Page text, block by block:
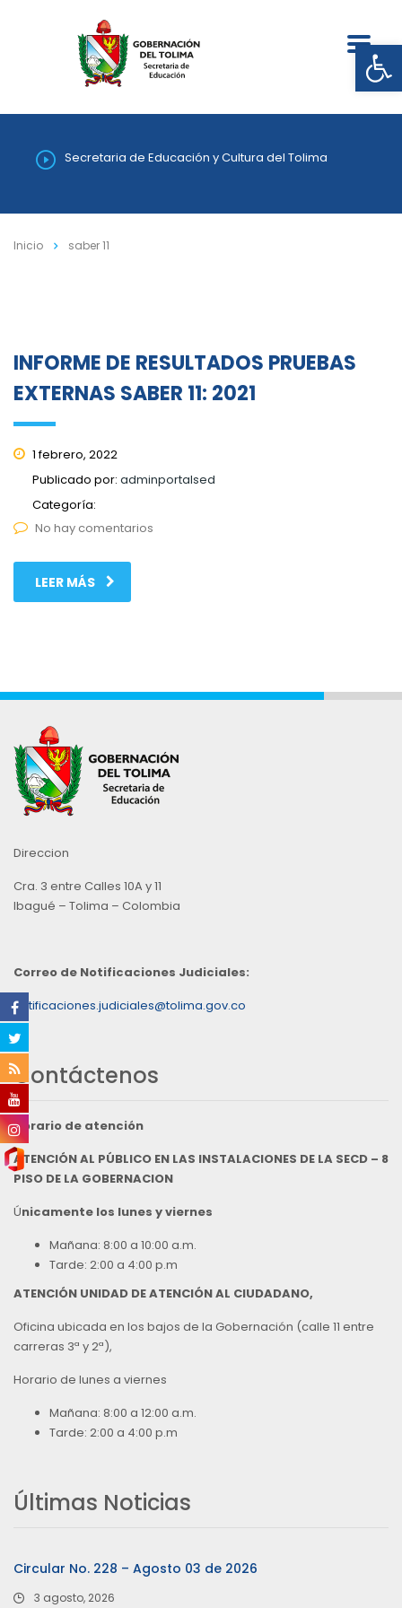
Secretaria de Educación y Cultura del Tolima
Inicio saber 11
INFORME DE RESULTADOS PRUEBAS
EXTERNAS SABER 11: 2021
1 febrero, 2022
Publicado por: adminportalsed
Categoría:
No hay comentarios
LEER MÁS
Direccion
Cra. 3 entre Calles 10A y 11
Ibagué – Tolima – Colombia
Correo de Notificaciones Judiciales:
notificaciones.judiciales@tolima.gov.co
Contáctenos
Horario de atención
ATENCIÓN AL PÚBLICO EN LAS INSTALACIONES DE LA SECD – 8
PISO DE LA GOBERNACION
Únicamente los lunes y viernes
Mañana: 8:00 a 10:00 a.m.
Tarde: 2:00 a 4:00 p.m
ATENCIÓN UNIDAD DE ATENCIÓN AL CIUDADANO,
Oficina ubicada en los bajos de la Gobernación (calle 11 entre
carreras 3ª y 2ª),
Horario de lunes a viernes
Mañana: 8:00 a 12:00 a.m.
Tarde: 2:00 a 4:00 p.m
Últimas Noticias
Circular No. 228 – Agosto 03 de 2026
3 agosto, 2026